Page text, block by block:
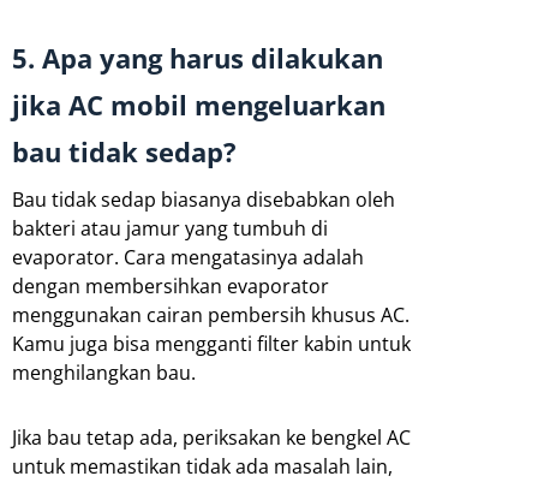
5. Apa yang harus dilakukan
jika AC mobil mengeluarkan
bau tidak sedap?
Bau tidak sedap biasanya disebabkan oleh
bakteri atau jamur yang tumbuh di
evaporator. Cara mengatasinya adalah
dengan membersihkan evaporator
menggunakan cairan pembersih khusus AC.
Kamu juga bisa mengganti filter kabin untuk
menghilangkan bau.
Jika bau tetap ada, periksakan ke bengkel AC
untuk memastikan tidak ada masalah lain,